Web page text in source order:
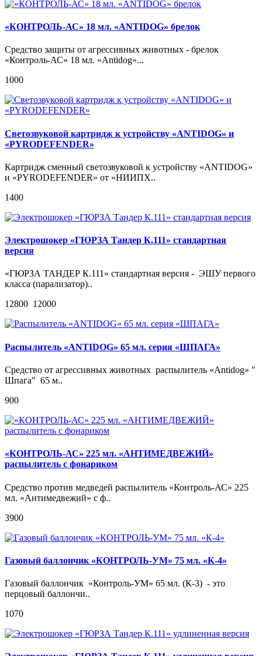
«КОНТРОЛЬ-АС» 18 мл. «ANTIDOG» брелок
Средство защиты от агрессивных животных - брелок
«Контроль-АС» 18 мл. «Antidog»...
1000
Светозвуковой картридж к устройству «ANTIDOG» и
«PYRODEFENDER»
Картридж сменный светозвуковой к устройству «ANTIDOG»
и «PYRODEFENDER» от «НИИПХ..
1400
Электрошокер «ГЮРЗА Тандер К.111» стандартная
версия
«ГЮРЗА ТАНДЕР К.111» стандартная версия - ЭШУ первого
класса (парализатор)..
12800 12000
Распылитель «ANTIDOG» 65 мл. серия «ШПАГА»
Средство от агрессивных животных распылитель «Antidog» "
Шпага" 65 м..
900
«КОНТРОЛЬ-АС» 225 мл. «АНТИМЕДВЕЖИЙ»
распылитель c фонариком
Средство против медведей распылитель «Контроль-АС» 225
мл. «Антимедвежий» с ф..
3900
Газовый баллончик «КОНТРОЛЬ-УМ» 75 мл. «К-4»
Газовый баллончик «Контроль-УМ» 65 мл. (К-3) - это
перцовый баллончи..
1070